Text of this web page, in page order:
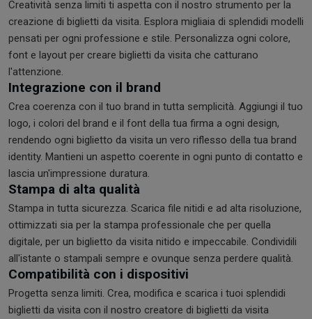
Creatività senza limiti ti aspetta con il nostro strumento per la
creazione di biglietti da visita. Esplora migliaia di splendidi modelli
pensati per ogni professione e stile. Personalizza ogni colore,
font e layout per creare biglietti da visita che catturano
l'attenzione.
Integrazione con il brand
Crea coerenza con il tuo brand in tutta semplicità. Aggiungi il tuo
logo, i colori del brand e il font della tua firma a ogni design,
rendendo ogni biglietto da visita un vero riflesso della tua brand
identity. Mantieni un aspetto coerente in ogni punto di contatto e
lascia un'impressione duratura.
Stampa di alta qualità
Stampa in tutta sicurezza. Scarica file nitidi e ad alta risoluzione,
ottimizzati sia per la stampa professionale che per quella
digitale, per un biglietto da visita nitido e impeccabile. Condividili
all'istante o stampali sempre e ovunque senza perdere qualità.
Compatibilità con i dispositivi
Progetta senza limiti. Crea, modifica e scarica i tuoi splendidi
biglietti da visita con il nostro creatore di biglietti da visita